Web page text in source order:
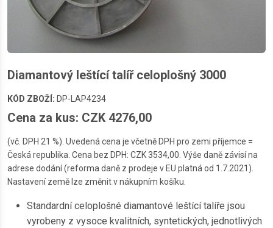
Diamantový leštící talíř celoplošný 3000
KÓD ZBOŽÍ: DP-LAP4234
Cena za kus: CZK 4276,00
(vč. DPH 21 %). Uvedená cena je včetně DPH pro zemi příjemce =
Česká republika. Cena bez DPH: CZK 3534,00. Výše daně závisí na
adrese dodání (reforma daně z prodeje v EU platná od 1.7.2021).
Nastavení země lze změnit v nákupním košíku.
Standardní celoplošné diamantové leštící talíře jsou
vyrobeny z vysoce kvalitních, syntetických, jednotlivých